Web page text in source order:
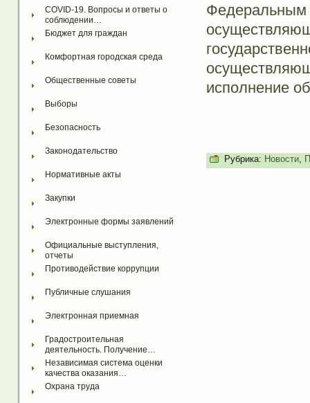
COVID-19. Вопросы и ответы о
соблюдении…
Бюджет для граждан
Комфортная городская среда
Общественные советы
Выборы
Безопасность
Законодательство
Нормативные акты
Закупки
Электронные формы заявлений
Официальные выступления,
отчеты
Противодействие коррупции
Публичные слушания
Электронная приемная
Градостроительная
деятельность. Получение…
Независимая система оценки
качества оказания…
Охрана труда
исполнение
Рубрика: Новости,